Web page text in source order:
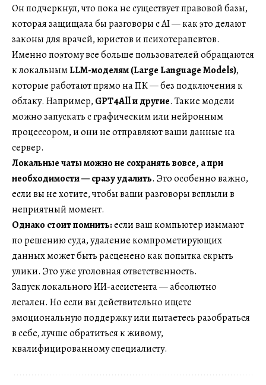
Он подчеркнул, что пока не существует правовой базы,
которая защищала бы разговоры с AI — как это делают
законы для врачей, юристов и психотерапевтов.
Именно поэтому все больше пользователей обращаются
к локальнымLLM-моделям (Large Language Models),
которые работают прямо на ПК — без подключения к
облаку. Например, GPT4All и другие. Такие модели
можно запускать с графическим или нейронным
процессором, и они не отправляют ваши данные на
сервер.
Локальные чаты можно не сохранять вовсе, а при
необходимости — сразу удалить. Это особенно важно,
если вы не хотите, чтобы ваши разговоры всплыли в
неприятный момент.
Однако стоит помнить:если ваш компьютер изымают
по решению суда, удаление компрометирующих
данных может быть расценено как попытка скрыть
улики. Это уже уголовная ответственность.
Запуск локального ИИ-ассистента — абсолютно
легален. Но если вы действительно ищете
эмоциональную поддержку или пытаетесь разобраться
в себе, лучше обратиться к живому,
квалифицированному специалисту.